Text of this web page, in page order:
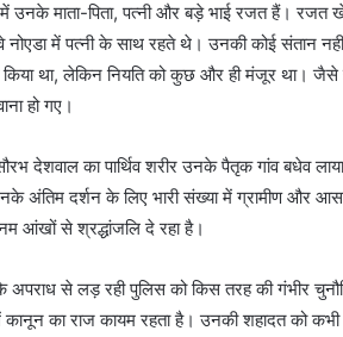
उनके माता-पिता, पत्नी और बड़े भाई रजत हैं। रजत
नोएडा में पत्नी के साथ रहते थे। उनकी कोई संतान
किया था, लेकिन नियति को कुछ और ही मंजूर था।
हो गए।
देशवाल का पार्थिव शरीर उनके पैतृक गांव बधेव
अंतिम दर्शन के लिए भारी संख्या में ग्रामीण और
आंखों से श्रद्धांजलि दे रहा है।
अपराध से लड़ रही पुलिस को किस तरह की गंभीर
का राज कायम रहता है। उनकी शहादत को कभी